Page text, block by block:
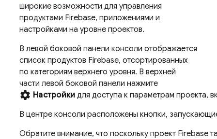
широкие возможности для управления
продуктами Firebase, приложениями и
настройками на уровне проектов.
В левой боковой панели консоли отображается
список продуктов Firebase, отсортированных
по категориям верхнего уровня. В верхней
части левой боковой панели нажмите
settings Настройки для доступа к параметрам проекта,
В центре консоли расположены кнопки,
Обратите внимание, что поскольку проект Firebase